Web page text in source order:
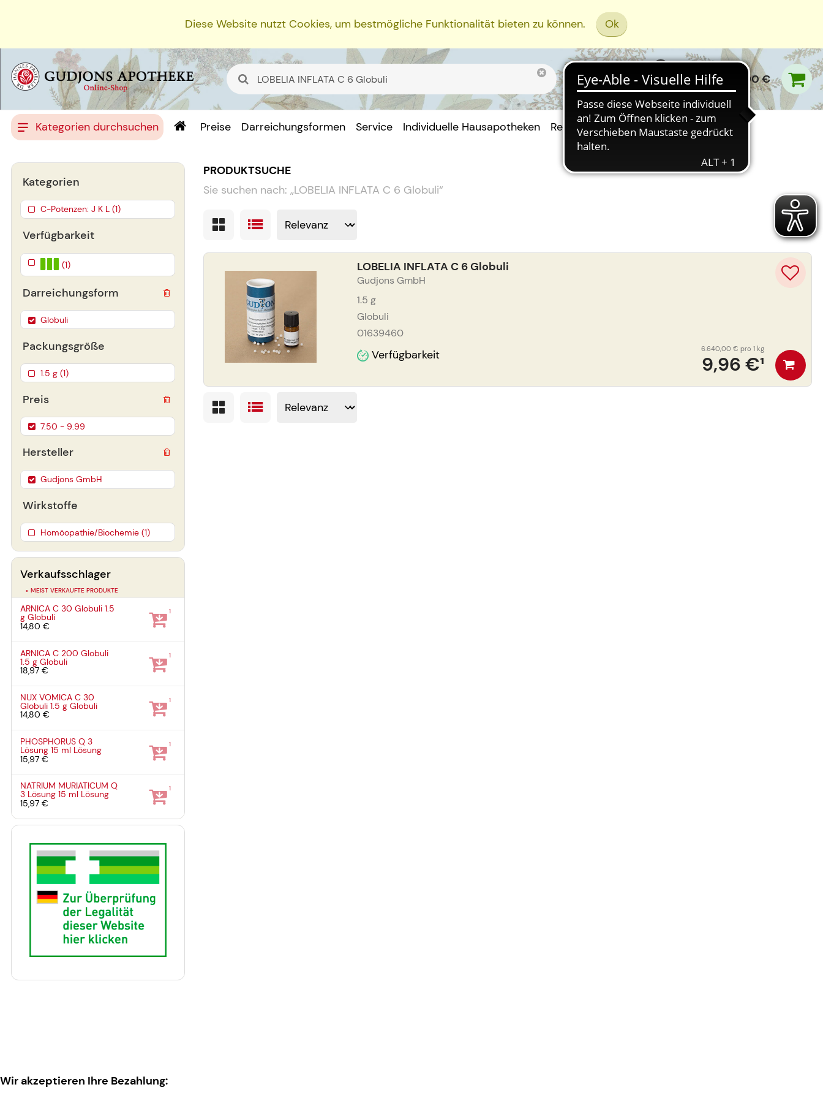
Diese Website nutzt Cookies, um bestmögliche Funktionalität bieten zu können. Ok
0,00 €
Kategorien durchsuchen Preise Darreichungsformen Service Individuelle Hausapotheken Rezept Einreichen
PRODUKTSUCHE
Sie suchen nach: „LOBELIA INFLATA C 6 Globuli“
LOBELIA INFLATA C 6 Globuli
Gudjons GmbH
1.5 g
Globuli
01639460
Verfügbarkeit 9,96 €¹
6.640,00 € pro 1 kg
Verfügbarkeit
(1)
Darreichungsform
Globuli
Packungsgröße
1.5 g (1)
Preis
7.50 - 9.99
Hersteller
Gudjons GmbH
Wirkstoffe
Homöopathie/Biochemie (1)
Kategorien
C-Potenzen: J K L (1)
Verkaufsschlager
» MEIST VERKAUFTE PRODUKTE
ARNICA C 30 Globuli1.5
gGlobuli
14,80 €
1
ARNICA C 200 Globuli
1.5 gGlobuli
18,97 €
1
NUX VOMICA C 30
Globuli1.5 gGlobuli
14,80 €
1
PHOSPHORUS Q 3
Lösung15 ml Lösung
15,97 €
1
NATRIUM MURIATICUM Q
3 Lösung15 ml Lösung
15,97 €
1
Wir akzeptieren Ihre Bezahlung: